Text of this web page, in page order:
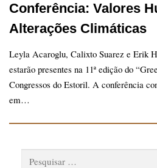
Conferência: Valores
Alterações Climáticas
Leyla Acaroglu, Calixto Suarez e Erik
estarão presentes na 11ª edição do
Congressos do Estoril. A conferência
em…
Pesquisar